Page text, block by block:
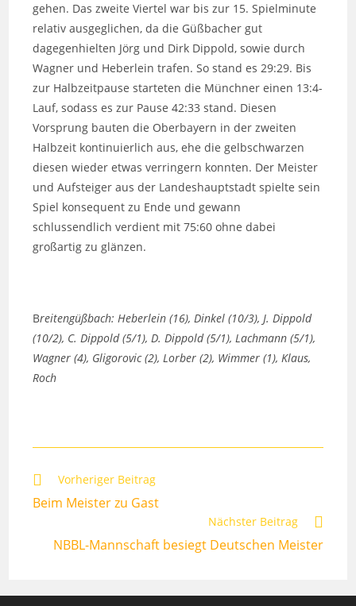
gehen. Das zweite Viertel war bis zur 15. Spielminute
relativ ausgeglichen, da die Güßbacher gut
dagegenhielten Jörg und Dirk Dippold, sowie durch
Wagner und Heberlein trafen. So stand es 29:29. Bis
zur Halbzeitpause starteten die Münchner einen 13:4-
Lauf, sodass es zur Pause 42:33 stand. Diesen
Vorsprung bauten die Oberbayern in der zweiten
Halbzeit kontinuierlich aus, ehe die gelbschwarzen
diesen wieder etwas verringern konnten. Der Meister
und Aufsteiger aus der Landeshauptstadt spielte sein
Spiel konsequent zu Ende und gewann
schlussendlich verdient mit 75:60 ohne dabei
großartig zu glänzen.
Breitengüßbach: Heberlein (16), Dinkel (10/3), J. Dippold
(10/2), C. Dippold (5/1), D. Dippold (5/1), Lachmann (5/1),
Wagner (4), Gligorovic (2), Lorber (2), Wimmer (1), Klaus,
Roch
Weitere
ansehen
Vorheriger Beitrag
Beim Meister zu Gast
Nächster Beitrag
NBBL-Mannschaft besiegt Deutschen Meister